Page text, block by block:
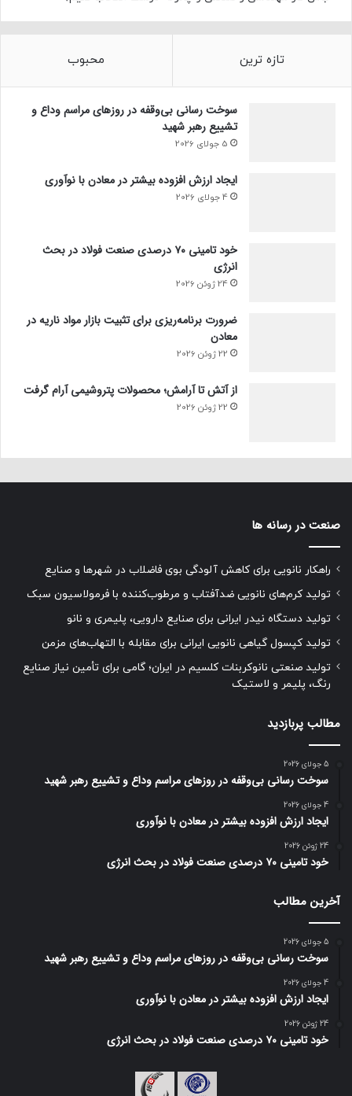
تازه ترین محبوب
سوخت رسانی بی‌وقفه در روز‌های مراسم وداع و
تشییع رهبر شهید
5 جولای 2026
ایجاد ارزش افزوده بیشتر در معادن با نوآوری
4 جولای 2026
خود تامینی ۷۰ درصدی صنعت فولاد در بحث
انرژی
24 ژوئن 2026
ضرورت برنامه‌ریزی برای تثبیت بازار مواد ناریه در
معادن
22 ژوئن 2026
از آتش تا آرامش؛ محصولات پتروشیمی آرام گرفت
22 ژوئن 2026
صنعت در رسانه ها
راهکار نانویی برای کاهش آلودگی بوی فاضلاب در شهرها و صنایع
تولید کرم‌های نانویی ضدآفتاب و مرطوب‌کننده با فرمولاسیون سبک
تولید دستگاه نیدر ایرانی برای صنایع دارویی، پلیمری و نانو
تولید کپسول گیاهی نانویی ایرانی برای مقابله با التهاب‌های مزمن
تولید صنعتی نانوکربنات کلسیم در ایران؛ گامی برای تأمین نیاز صنایع
رنگ، پلیمر و لاستیک
مطالب پربازدید
5 جولای 2026
سوخت رسانی بی‌وقفه در روز‌های مراسم وداع و تشییع رهبر شهید
4 جولای 2026
ایجاد ارزش افزوده بیشتر در معادن با نوآوری
24 ژوئن 2026
خود تامینی ۷۰ درصدی صنعت فولاد در بحث انرژی
آخرین مطالب
5 جولای 2026
سوخت رسانی بی‌وقفه در روز‌های مراسم وداع و تشییع رهبر شهید
4 جولای 2026
ایجاد ارزش افزوده بیشتر در معادن با نوآوری
24 ژوئن 2026
خود تامینی ۷۰ درصدی صنعت فولاد در بحث انرژی